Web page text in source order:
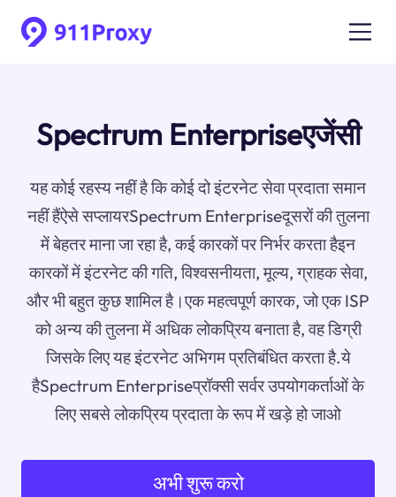
Spectrum Enterpriseएजेंसी
यह कोई रहस्य नहीं है कि कोई दो इंटरनेट सेवा प्रदाता समान
नहीं हैंऐसे सप्लायरSpectrum Enterpriseदूसरों की तुलना
में बेहतर माना जा रहा है, कई कारकों पर निर्भर करता हैइन
कारकों में इंटरनेट की गति, विश्वसनीयता, मूल्य, ग्राहक सेवा,
और भी बहुत कुछ शामिल है।एक महत्वपूर्ण कारक, जो एक ISP
को अन्य की तुलना में अधिक लोकप्रिय बनाता है, वह डिग्री
जिसके लिए यह इंटरनेट अभिगम प्रतिबंधित करता है.ये
हैSpectrum Enterpriseप्रॉक्सी सर्वर उपयोगकर्ताओं के
लिए सबसे लोकप्रिय प्रदाता के रूप में खड़े हो जाओ
अभी शुरू करो